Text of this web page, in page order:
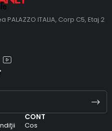
ITALIA, Corp C5, Etaj 2
CONT
Cos